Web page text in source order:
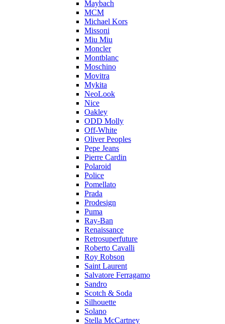
Maybach
MCM
Michael Kors
Missoni
Miu Miu
Moncler
Montblanc
Moschino
Movitra
Mykita
NeoLook
Nice
Oakley
ODD Molly
Off-White
Oliver Peoples
Pepe Jeans
Pierre Cardin
Polaroid
Police
Pomellato
Prada
Prodesign
Puma
Ray-Ban
Renaissance
Retrosuperfuture
Roberto Cavalli
Roy Robson
Saint Laurent
Salvatore Ferragamo
Sandro
Scotch & Soda
Silhouette
Solano
Stella McCartney